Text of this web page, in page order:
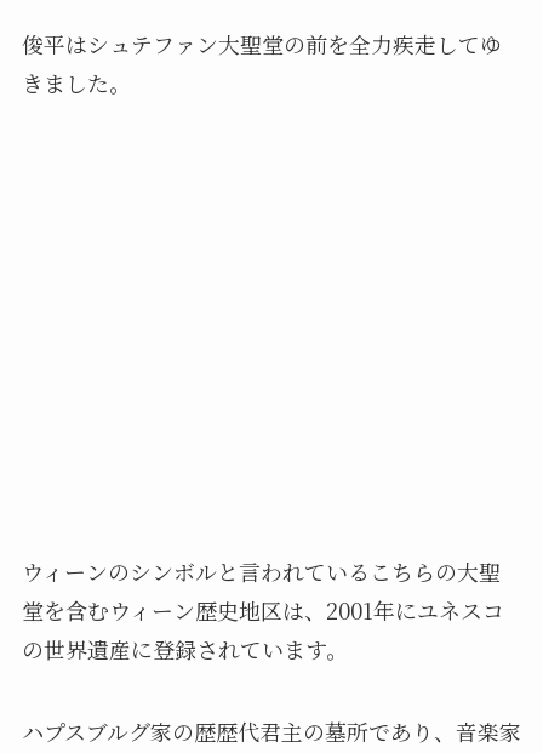
俊平はシュテファン大聖堂の前を全力疾走してゆ
きました。
ウィーンのシンボルと言われているこちらの大聖
堂を含むウィーン歴史地区は、2001年にユネスコ
の世界遺産に登録されています。
ハプスブルグ家の歴歴代君主の墓所であり、音楽家